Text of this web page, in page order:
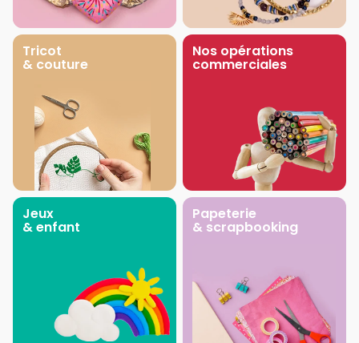
Tricot
& couture
Nos opérations
commerciales
Jeux
& enfant
Papeterie
& scrapbooking